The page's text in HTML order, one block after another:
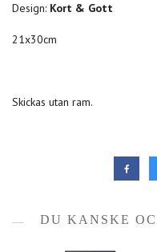
Design: Kort & Gott
21x30cm
Skickas utan ram.
DU KANSKE